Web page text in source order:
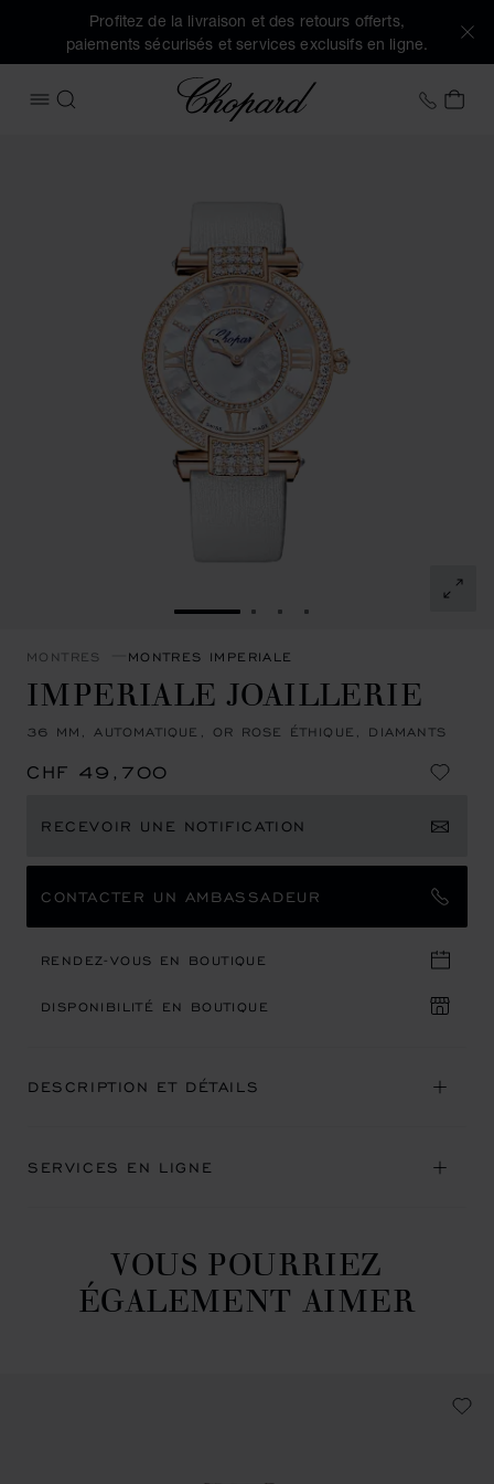
Profitez de la livraison et des retours offerts,
paiements sécurisés et services exclusifs en ligne.
OUVRIR LE MENU
RECHERCHER
Chopard +41
ALLER À LA DIAPOSITIVE 1
ALLER À LA DIAPOSITIVE
ALLER À LA
ALLER À LA
MONTRES MONTRES IMPERIALE
IMPERIALE JOAILLERIE
36 MM, AUTOMATIQUE, OR ROSE ÉTHIQUE, DIAMANTS
CHF 49,700
RECEVOIR UNE NOTIFICATION
CONTACTER UN AMBASSADEUR
RENDEZ-VOUS EN BOUTIQUE
DISPONIBILITÉ EN BOUTIQUE
DESCRIPTION ET DÉTAILS
SERVICES EN LIGNE
VOUS POURRIEZ
ÉGALEMENT AIMER